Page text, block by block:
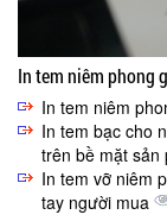
In tem niêm phong
In tem niêm
In tem bạc cho
trên bề mặt sản
In tem vỡ niêm
tay người mua